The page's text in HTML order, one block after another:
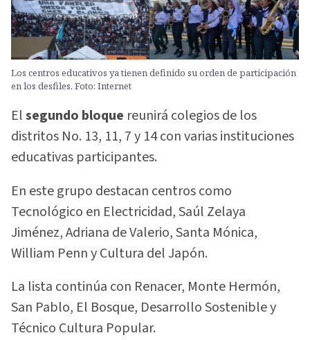
Los centros educativos ya tienen definido su orden de participación
en los desfiles. Foto: Internet
Elsegundo bloque reunirá colegios de los
distritos No. 13, 11, 7 y 14 con varias instituciones
educativas participantes.
En este grupo destacan centros como
Tecnológico en Electricidad, Saúl Zelaya
Jiménez, Adriana de Valerio, Santa Mónica,
William Penn y Cultura del Japón.
La lista continúa con Renacer, Monte Hermón,
San Pablo, El Bosque, Desarrollo Sostenible y
Técnico Cultura Popular.